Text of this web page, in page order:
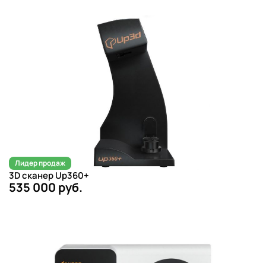
Лидер продаж
3D сканер Up360+
535 000 руб.